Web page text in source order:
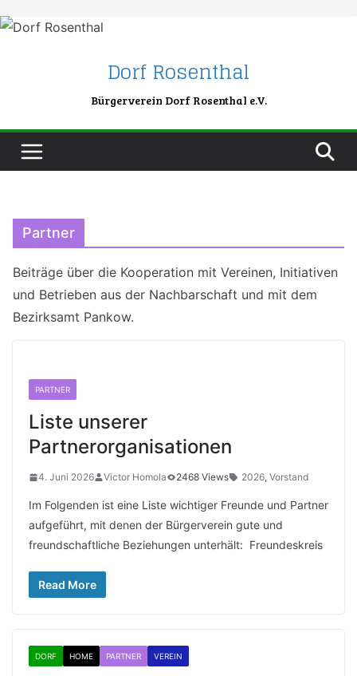
to
Dorf Rosenthal
Bürgerverein Dorf Rosenthal e.V.
Partner
Beiträge über die Kooperation mit Vereinen, Initiativen
und Betrieben aus der Nachbarschaft und mit dem
Bezirksamt Pankow.
PARTNER
Liste unserer
Partnerorganisationen
4. Juni 2026 Victor Homola 2468 Views 2026, Vorstand
Im Folgenden ist eine Liste wichtiger Freunde und Partner
aufgeführt, mit denen der Bürgerverein gute und
freundschaftliche Beziehungen unterhält: Freundeskreis
Read More
DORF HOME PARTNER VEREIN